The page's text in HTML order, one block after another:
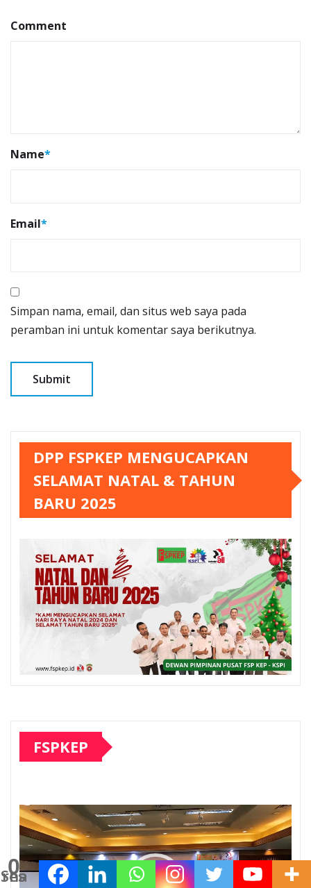
0
Shares
Comment
Name*
Email*
Simpan nama, email, dan situs web saya pada
peramban ini untuk komentar saya berikutnya.
DPP FSPKEP MENGUCAPKAN
SELAMAT NATAL & TAHUN
BARU 2025
FSPKEP
Video